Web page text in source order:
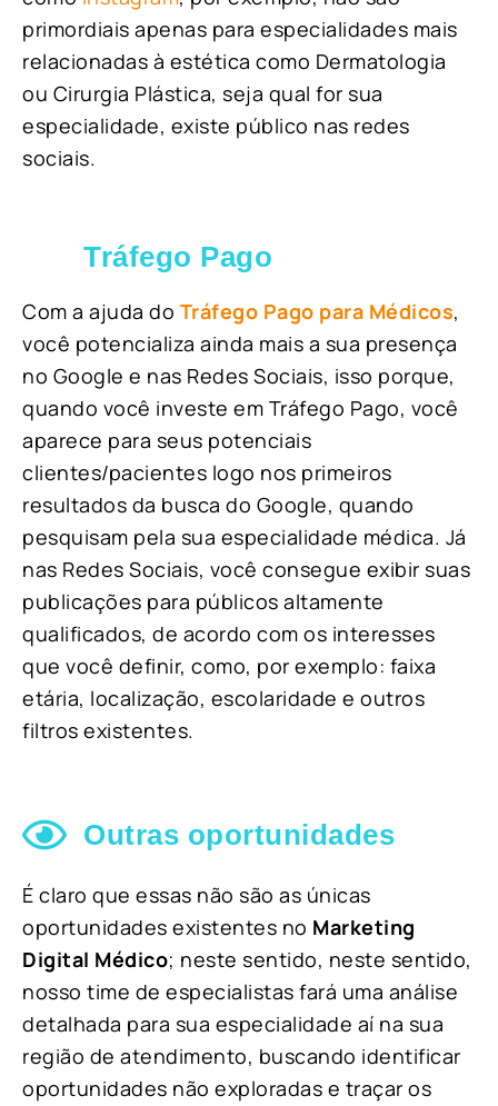
primordiais apenas para especialidades mais
relacionadas à estética como Dermatologia
ou Cirurgia Plástica, seja qual for sua
especialidade, existe público nas redes
sociais.
Tráfego Pago
Com a ajuda do Tráfego Pago para Médicos,
você potencializa ainda mais a sua presença
no Google e nas Redes Sociais, isso porque,
quando você investe em Tráfego Pago, você
aparece para seus potenciais
clientes/pacientes logo nos primeiros
resultados da busca do Google, quando
pesquisam pela sua especialidade médica. Já
nas Redes Sociais, você consegue exibir suas
publicações para públicos altamente
qualificados, de acordo com os interesses
que você definir, como, por exemplo: faixa
etária, localização, escolaridade e outros
filtros existentes.
Outras oportunidades
É claro que essas não são as únicas
oportunidades existentes no Marketing
Digital Médico; neste sentido, neste sentido,
nosso time de especialistas fará uma análise
detalhada para sua especialidade aí na sua
região de atendimento, buscando identificar
oportunidades não exploradas e traçar os